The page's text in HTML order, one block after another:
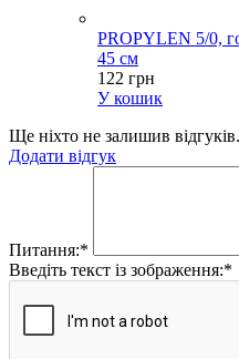
PROPYLEN 5/0,
45 см
122 грн
У кошик
Ще ніхто не залишив
Додати відгук
Питання:*
Введіть текст із зображення:*